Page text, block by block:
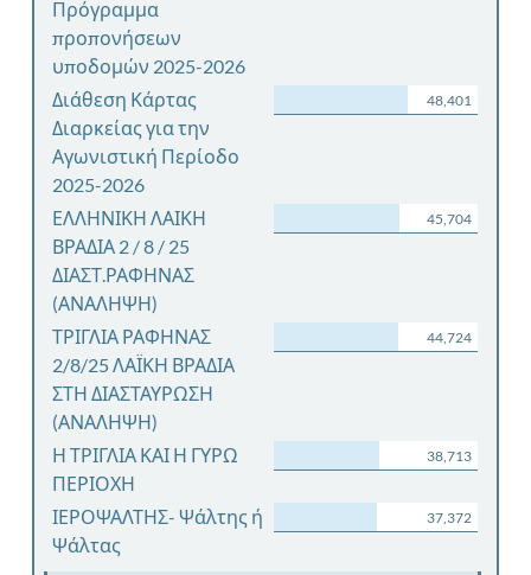
Πρόγραμμα
προπονήσεων
υποδομών 2025-2026
Διάθεση Κάρτας
Διαρκείας για την
Αγωνιστική Περίοδο
2025-2026
48,401
ΕΛΛΗΝΙΚΗ ΛΑΙΚΗ
ΒΡΑΔΙΑ 2 / 8 / 25
ΔΙΑΣΤ.ΡΑΦΗΝΑΣ
(ΑΝΑΛΗΨΗ)
45,704
ΤΡΙΓΛΙΑ ΡΑΦΗΝΑΣ
2/8/25 ΛΑΪΚΗ ΒΡΑΔΙΑ
ΣΤΗ ΔΙΑΣΤΑΥΡΩΣΗ
(ΑΝΑΛΗΨΗ)
44,724
Η ΤΡΙΓΛΙΑ ΚΑΙ Η ΓΥΡΩ
ΠΕΡΙΟΧΗ
38,713
ΙΕΡΟΨΑΛΤΗΣ- Ψάλτης ή
Ψάλτας
37,372